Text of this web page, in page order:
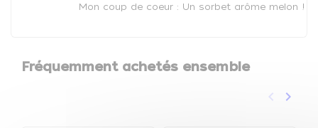
Mon coup de coeur : Un sorbet arôme melon !
Fréquemment achetés ensemble
Précédent
keyboard_arrow_left keyboard_arrow_right